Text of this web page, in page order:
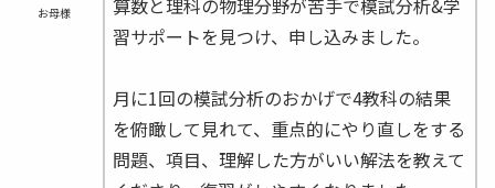
お母様
習サポートを見つけ、申し込みました。
月に1回の模試分析のおかげで4教科の結果
を俯瞰して見れて、重点的にやり直しをする
問題、項目、理解した方がいい解法を教えて